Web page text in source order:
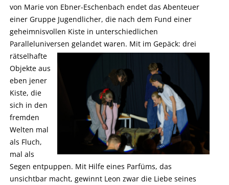
von Marie von Ebner-Eschenbach endet das Abenteuer
einer Gruppe Jugendlicher, die nach dem Fund einer
geheimnisvollen Kiste in unterschiedlichen
Paralleluniversen gelandet waren. Mit im Gepäck: drei
rätselhafte
Objekte aus
eben jener
Kiste, die
sich in den
fremden
Welten mal
als Fluch,
mal als
Segen entpuppen. Mit Hilfe eines Parfüms, das
unsichtbar macht, gewinnt Leon zwar die Liebe seines